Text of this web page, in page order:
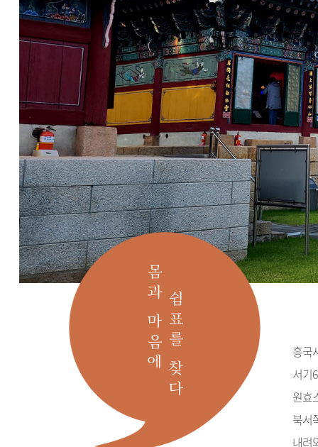
몸과 마음에쉼표를 찾다
흥국
서기
원효
북서
내려